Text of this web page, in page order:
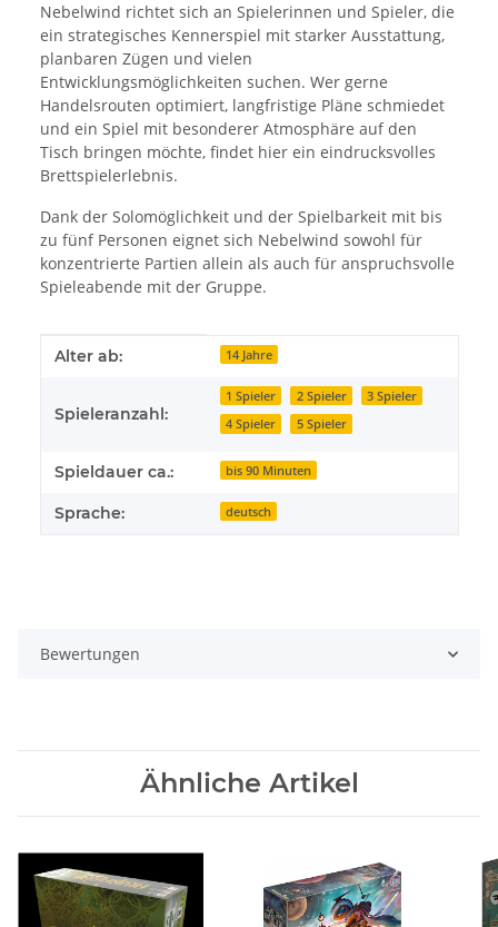
Nebelwind richtet sich an Spielerinnen und Spieler, die
ein strategisches Kennerspiel mit starker Ausstattung,
planbaren Zügen und vielen
Entwicklungsmöglichkeiten suchen. Wer gerne
Handelsrouten optimiert, langfristige Pläne schmiedet
und ein Spiel mit besonderer Atmosphäre auf den
Tisch bringen möchte, findet hier ein eindrucksvolles
Brettspielerlebnis.
Dank der Solomöglichkeit und der Spielbarkeit mit bis
zu fünf Personen eignet sich Nebelwind sowohl für
konzentrierte Partien allein als auch für anspruchsvolle
Spieleabende mit der Gruppe.
Produkteigenschaft
Wert
Alter ab: 14 Jahre
Spieleranzahl:
1 Spieler 2 Spieler
3 Spieler
4 Spieler
5 Spieler
Spieldauer ca.: bis 90 Minuten
Sprache: deutsch
Bewertungen
Ähnliche Artikel